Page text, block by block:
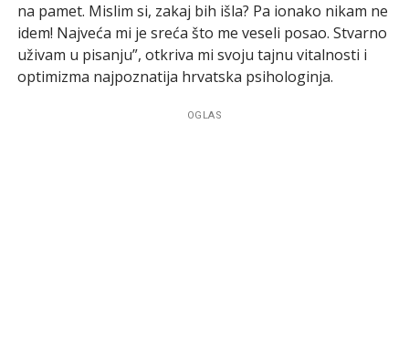
na pamet. Mislim si, zakaj bih išla? Pa ionako nikam ne
idem! Najveća mi je sreća što me veseli posao. Stvarno
uživam u pisanju”, otkriva mi svoju tajnu vitalnosti i
optimizma najpoznatija hrvatska psihologinja.
OGLAS